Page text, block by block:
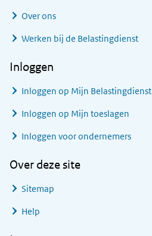
Over ons
Werken bij de Belastingdienst
Inloggen
Inloggen op Mijn Belastingdienst
Inloggen op Mijn toeslagen
Inloggen voor ondernemers
Over deze site
Sitemap
Help